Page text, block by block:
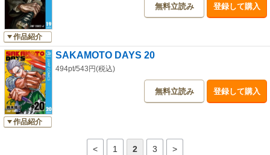
作品紹介
無料立読み 登録して購入
作品紹介
SAKAMOTO DAYS 20
494pt/543円(税込)
無料立読み 登録して購入
< 1 2 3 >